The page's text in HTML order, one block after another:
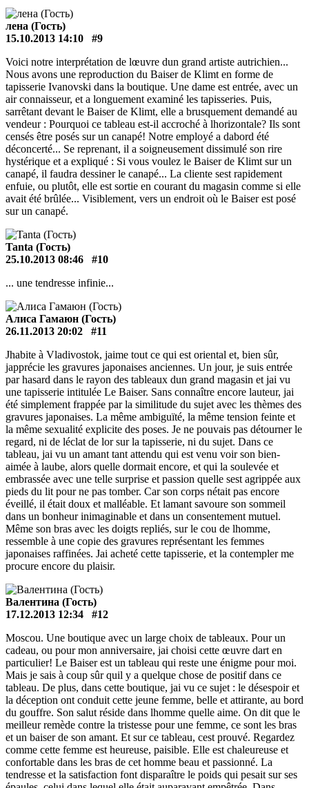
лена (Гость)
15.10.2013 14:10
#9
Voici notre interprétation de lœuvre dun grand artiste autrichien...
Nous avons une reproduction du Baiser de Klimt en forme de
tapisserie Ivanovski dans la boutique. Une dame est entrée, avec un
air connaisseur, et a longuement examiné les tapisseries. Puis,
sarrêtant devant le Baiser de Klimt, elle a brusquement demandé au
vendeur : Pourquoi ce tableau est-il accroché à lhorizontale? Ils sont
censés être posés sur un canapé! Notre employé a dabord été
déconcerté... Se reprenant, il a soigneusement dissimulé son rire
hystérique et a expliqué : Si vous voulez le Baiser de Klimt sur un
canapé, il faudra dessiner le canapé... La cliente sest rapidement
enfuie, ou plutôt, elle est sortie en courant du magasin comme si elle
avait été brûlée... Visiblement, vers un endroit où le Baiser est posé
sur un canapé.
Tanta (Гость)
25.10.2013 08:46
#10
... une tendresse infinie...
Алиса Гамаюн (Гость)
26.11.2013 20:02
#11
Jhabite à Vladivostok, jaime tout ce qui est oriental et, bien sûr,
japprécie les gravures japonaises anciennes. Un jour, je suis entrée
par hasard dans le rayon des tableaux dun grand magasin et jai vu
une tapisserie intitulée Le Baiser. Sans connaître encore lauteur, jai
été simplement frappée par la similitude du sujet avec les thèmes des
gravures japonaises. La même ambiguïté, la même tension feinte et
la même sexualité explicite des poses. Je ne pouvais pas détourner le
regard, ni de léclat de lor sur la tapisserie, ni du sujet. Dans ce
tableau, jai vu un amant tant attendu qui est venu voir son bien-
aimée à laube, alors quelle dormait encore, et qui la soulevée et
embrassée avec une telle surprise et passion quelle sest agrippée aux
pieds du lit pour ne pas tomber. Car son corps nétait pas encore
éveillé, il était doux et malléable. Et lamant savoure son sommeil
dans un bonheur inimaginable et dans un consentement mutuel.
Même son bras avec les doigts repliés, sur le cou de lhomme,
ressemble à une copie des gravures représentant les femmes
japonaises raffinées. Jai acheté cette tapisserie, et la contempler me
procure encore du plaisir.
Валентина (Гость)
17.12.2013 12:34
#12
Moscou. Une boutique avec un large choix de tableaux. Pour un
cadeau, ou pour mon anniversaire, jai choisi cette œuvre dart en
particulier! Le Baiser est un tableau qui reste une énigme pour moi.
Mais je sais à coup sûr quil y a quelque chose de positif dans ce
tableau. De plus, dans cette boutique, jai vu ce sujet : le désespoir et
la déception ont conduit cette jeune femme, belle et attirante, au bord
du gouffre. Son salut réside dans lhomme quelle aime. On dit que le
meilleur remède contre la tristesse pour une femme, ce sont les bras
et un baiser de son amant. Et sur ce tableau, cest prouvé. Regardez
comme cette femme est heureuse, paisible. Elle est chaleureuse et
confortable dans les bras de cet homme beau et passionné. La
tendresse et la satisfaction font disparaître le poids qui pesait sur ses